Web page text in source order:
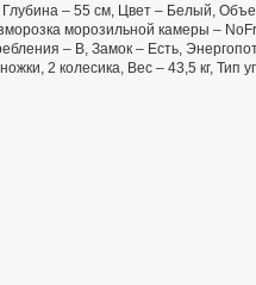
– 55 см, Цвет – Белый,
морозильной камеры –
– B, Замок – Есть,
2 колесика, Вес – 43,5 кг,